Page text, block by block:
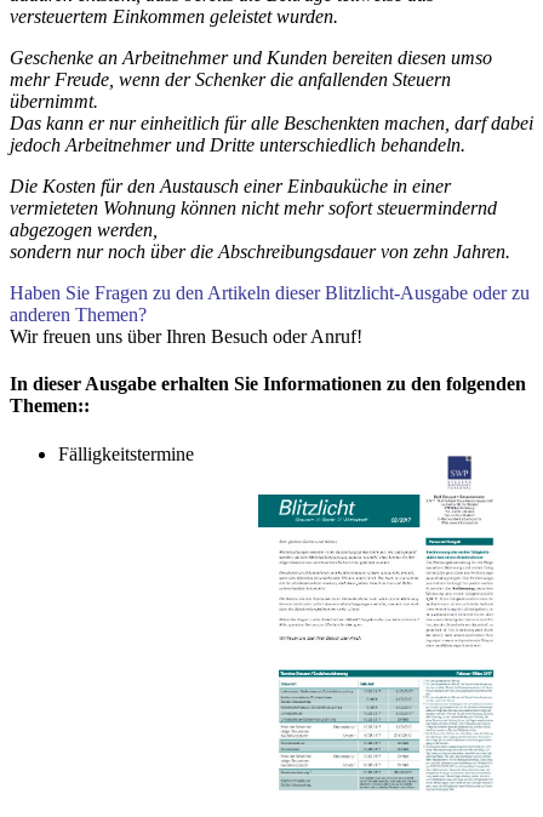
versteuertem Einkommen geleistet wurden.
Geschenke an Arbeitnehmer und Kunden bereiten diesen umso
mehr Freude, wenn der Schenker die anfallenden Steuern
übernimmt.
Das kann er nur einheitlich für alle Beschenkten machen, darf dabei
jedoch Arbeitnehmer und Dritte unterschiedlich behandeln.
Die Kosten für den Austausch einer Einbauküche in einer
vermieteten Wohnung können nicht mehr sofort steuermindernd
abgezogen werden,
sondern nur noch über die Abschreibungsdauer von zehn Jahren.
Haben Sie Fragen zu den Artikeln dieser Blitzlicht-Ausgabe oder zu
anderen Themen?
Wir freuen uns über Ihren Besuch oder Anruf!
In dieser Ausgabe erhalten Sie Informationen zu den folgenden
Themen::
Fälligkeitstermine